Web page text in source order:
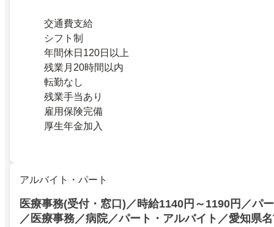
交通費支給
シフト制
年間休日120日以上
残業月20時間以内
転勤なし
残業手当あり
雇用保険完備
厚生年金加入
アルバイト・パート
医療事務(受付・窓口)／時給1140円～1190円／パ
／医療事務／病院／パート・アルバイト／愛知県